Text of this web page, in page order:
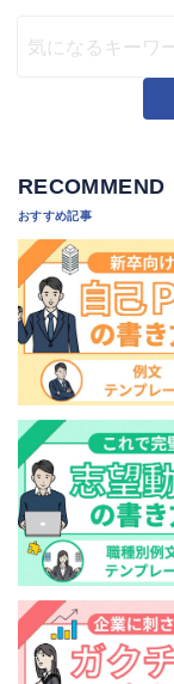
RECOMMEND
おすすめ記事